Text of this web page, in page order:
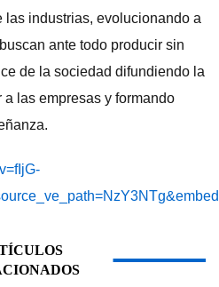
las industrias, evolucionando a
ante todo producir sin
de la sociedad difundiendo la
las empresas y formando